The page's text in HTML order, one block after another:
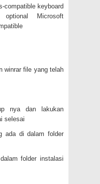
compatible keyboard
Microsoft
winrar file yang telah
nya dan lakukan
selesai
ada di dalam folder
folder instalasi